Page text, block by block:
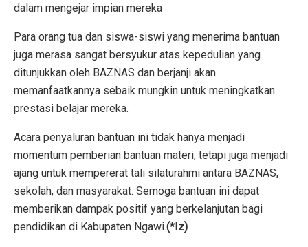
dalam mengejar impian mereka
Para orang tua dan siswa-siswi yang menerima bantuan
juga merasa sangat bersyukur atas kepedulian yang
ditunjukkan oleh BAZNAS dan berjanji akan
memanfaatkannya sebaik mungkin untuk meningkatkan
prestasi belajar mereka.
Acara penyaluran bantuan ini tidak hanya menjadi
momentum pemberian bantuan materi, tetapi juga menjadi
ajang untuk mempererat tali silaturahmi antara BAZNAS,
sekolah, dan masyarakat. Semoga bantuan ini dapat
memberikan dampak positif yang berkelanjutan bagi
pendidikan di Kabupaten Ngawi.(*Iz)